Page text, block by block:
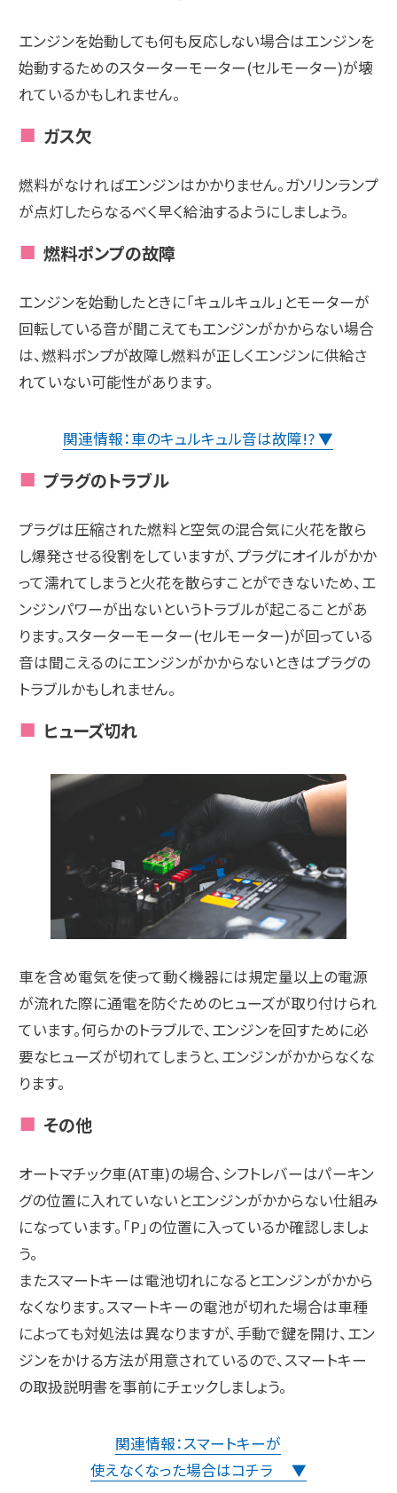
エンジンを始動しても何も反応しない場合はエンジンを
始動するためのスターターモーター(セルモーター)が壊
れているかもしれません。
ガス欠
燃料がなければエンジンはかかりません。ガソリンランプ
が点灯したらなるべく早く給油するようにしましょう。
燃料ポンプの故障
エンジンを始動したときに「キュルキュル」とモーターが
回転している音が聞こえてもエンジンがかからない場合
は、燃料ポンプが故障し燃料が正しくエンジンに供給さ
れていない可能性があります。
関連情報：車のキュルキュル音は故障!? ▼
プラグのトラブル
プラグは圧縮された燃料と空気の混合気に火花を散ら
し爆発させる役割をしていますが、プラグにオイルがかか
って濡れてしまうと火花を散らすことができないため、エ
ンジンパワーが出ないというトラブルが起こることがあ
ります。スターターモーター(セルモーター)が回っている
音は聞こえるのにエンジンがかからないときはプラグの
トラブルかもしれません。
ヒューズ切れ
車を含め電気を使って動く機器には規定量以上の電源
が流れた際に通電を防ぐためのヒューズが取り付けられ
ています。何らかのトラブルで、エンジンを回すために必
要なヒューズが切れてしまうと、エンジンがかからなくな
ります。
その他
オートマチック車(AT車)の場合、シフトレバーはパーキン
グの位置に入れていないとエンジンがかからない仕組み
になっています。「P」の位置に入っているか確認しましょ
う。
またスマートキーは電池切れになるとエンジンがかから
なくなります。スマートキーの電池が切れた場合は車種
によっても対処法は異なりますが、手動で鍵を開け、エン
ジンをかける方法が用意されているので、スマートキー
の取扱説明書を事前にチェックしましょう。
関連情報：スマートキーが
使えなくなった場合はコチラ ▼